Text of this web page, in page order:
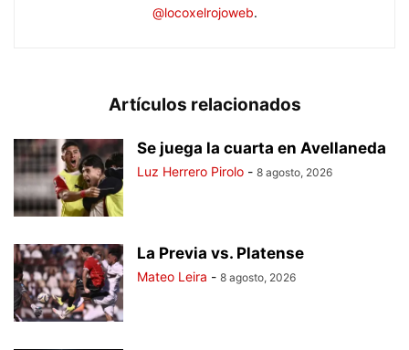
@locoxelrojoweb.
Artículos relacionados
Se juega la cuarta en Avellaneda
Luz Herrero Pirolo - 8 agosto, 2026
La Previa vs. Platense
Mateo Leira - 8 agosto, 2026